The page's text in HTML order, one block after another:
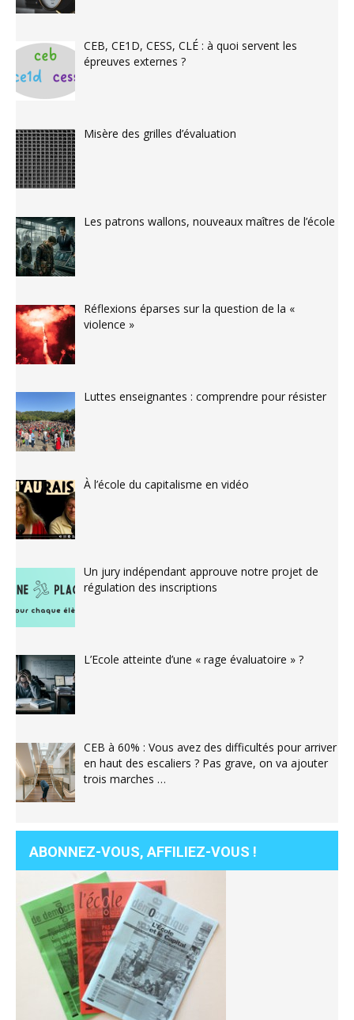
CEB, CE1D, CESS, CLÉ : à quoi servent les
épreuves externes ?
Misère des grilles d’évaluation
Les patrons wallons, nouveaux maîtres de l’école
Réflexions éparses sur la question de la «
violence »
Luttes enseignantes : comprendre pour résister
À l’école du capitalisme en vidéo
Un jury indépendant approuve notre projet de
régulation des inscriptions
L’Ecole atteinte d’une « rage évaluatoire » ?
CEB à 60% : Vous avez des difficultés pour arriver
en haut des escaliers ? Pas grave, on va ajouter
trois marches …
ABONNEZ-VOUS, AFFILIEZ-VOUS !